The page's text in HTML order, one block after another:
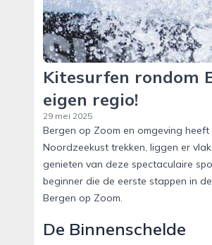
Kitesurfen rondom
eigen regio!
29 mei 2025
Bergen op Zoom en omgeving
Noordzeekust trekken, liggen er
genieten van deze spectaculaire
beginner die de eerste stappen in
Bergen op Zoom.
De Binnenschelde